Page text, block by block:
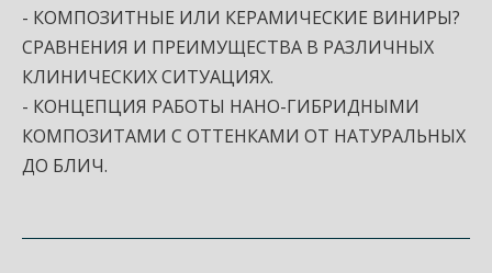
- КОМПОЗИТНЫЕ ИЛИ КЕРАМИЧЕСКИЕ ВИНИРЫ?
СРАВНЕНИЯ И ПРЕИМУЩЕСТВА В РАЗЛИЧНЫХ
КЛИНИЧЕСКИХ СИТУАЦИЯХ.
- КОНЦЕПЦИЯ РАБОТЫ НАНО-ГИБРИДНЫМИ
КОМПОЗИТАМИ С ОТТЕНКАМИ ОТ НАТУРАЛЬНЫХ
ДО БЛИЧ.